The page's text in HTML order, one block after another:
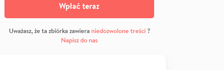
Wpłać teraz
Uważasz, że ta zbiórka zawiera niedozwolone treści?
Napisz do nas